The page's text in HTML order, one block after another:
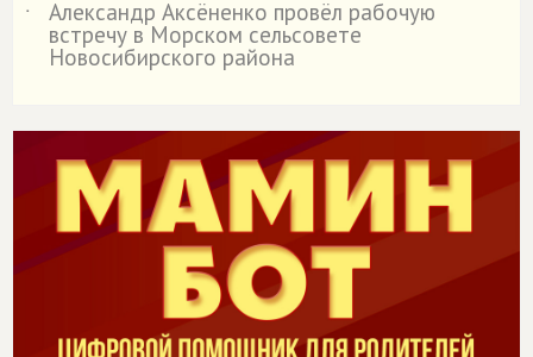
˙
Александр Аксёненко провёл рабочую
встречу в Морском сельсовете
Новосибирского района